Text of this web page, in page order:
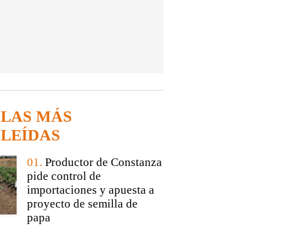
LAS MÁS
LEÍDAS
01. Productor de Constanza
pide control de
importaciones y apuesta a
proyecto de semilla de
papa